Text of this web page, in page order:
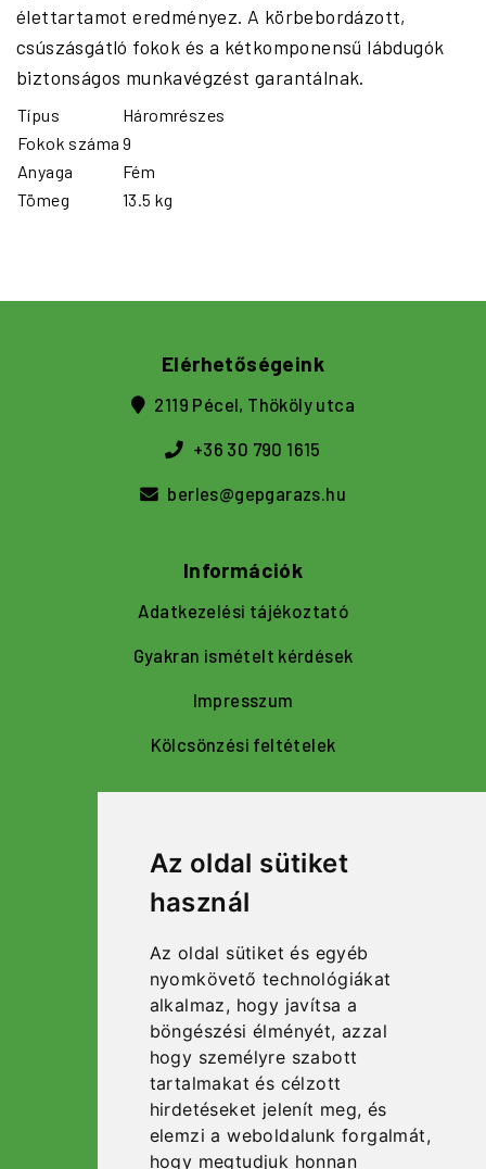
Az oldal sütiket
használ
Az oldal sütiket és egyéb
nyomkövető technológiákat
alkalmaz, hogy javítsa a
böngészési élményét, azzal
hogy személyre szabott
tartalmakat és célzott
hirdetéseket jelenít meg, és
elemzi a weboldalunk forgalmát,
hogy megtudjuk honnan
élettartamot eredményez. A körbebordázott,
csúszásgátló fokok és a kétkomponensű lábdugók
biztonságos munkavégzést garantálnak.
Típus
Háromrészes
Fokok száma 9
Anyaga
Fém
Tömeg
13.5 kg
Elérhetőségeink
2119 Pécel, Thököly utca
+36 30 790 1615
berles@gepgarazs.hu
Információk
Adatkezelési tájékoztató
Gyakran ismételt kérdések
Impresszum
Kölcsönzési feltételek
Bérelhető eszközök, gépek
Kezdőlap
Rólunk
Közösségi oldalaink
Facebook oldalunk